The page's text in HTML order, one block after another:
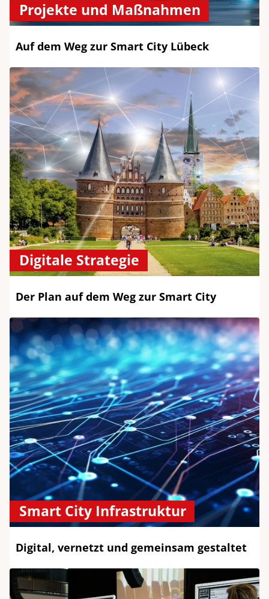
Projekte und Maßnahmen
Auf dem Weg zur Smart City Lübeck
Digitale Strategie
Der Plan auf dem Weg zur Smart City
Smart City Infrastruktur
Digital, vernetzt und gemeinsam gestaltet